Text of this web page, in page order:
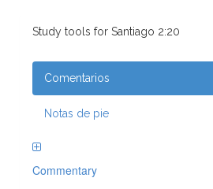
Study tools for Santiago 2:20
Comentarios
Notas de pie
Commentary